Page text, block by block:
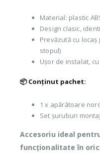
Material: plastic
Design clasic,
Prevăzută cu
stopul)
Ușor de instalat,
📦 Conținut pachet:
1 x apărătoare
Set șuruburi montaj
Accesoriu ideal
funcționalitate în